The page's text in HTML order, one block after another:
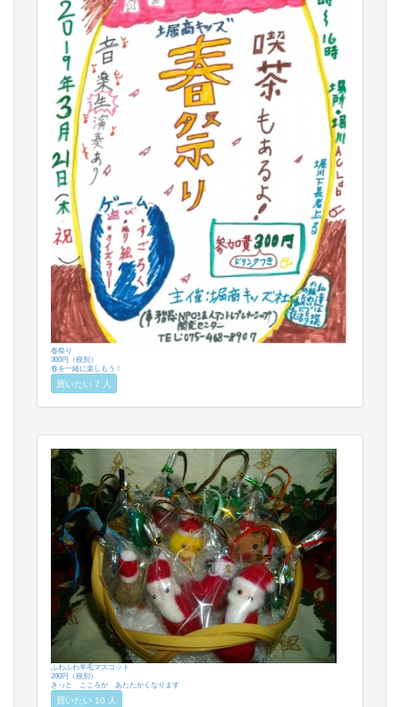
春祭り
300円（税別）
春を一緒に楽しもう！
買いたい 7 人
ふわふわ羊毛マスコット
200円（税別）
きっと こころが あたたかくなります
買いたい 10 人